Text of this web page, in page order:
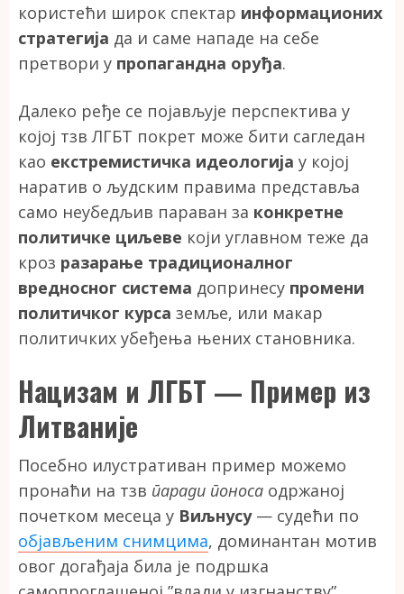
користећи широк спектар информационих
стратегија да и саме нападе на себе
претвори у пропагандна оруђа.
Далеко ређе се појављује перспектива у
којој тзв ЛГБТ покрет може бити сагледан
као екстремистичка идеологија у којој
наратив о људским правима представља
само неубедљив параван за конкретне
политичке циљеве који углавном теже да
кроз разарање традиционалног
вредносног система допринесу промени
политичког курса земље, или макар
политичких убеђења њених становника.
Нацизам и ЛГБТ — Пример из
Литваније
Посебно илустративан пример можемо
пронаћи на тзв паради поноса одржаној
почетком месеца у Виљнусу— судећи по
објављеним снимцима, доминантан мотив
овог догађаја била је подршка